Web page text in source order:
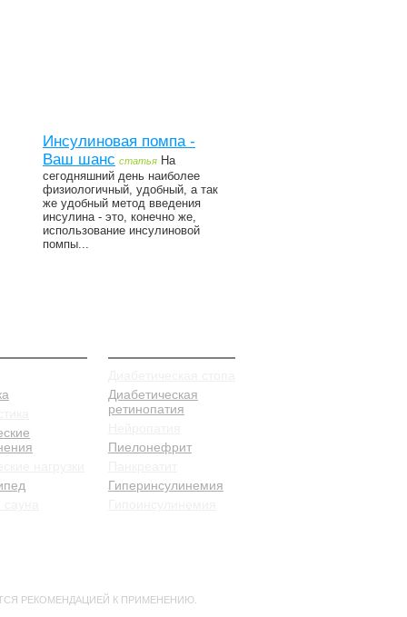
Инсулиновая помпа -
Ваш шанс статья На
сегодняшний день наиболее
физиологичный, удобный, а так
же удобный метод введения
инсулина - это, конечно же,
использование инсулиновой
помпы...
Диабетическая
ретинопатия
Пиелонефрит
Гиперинсулинемия
РЕКОМЕНДАЦИЕЙ К ПРИМЕНЕНИЮ.